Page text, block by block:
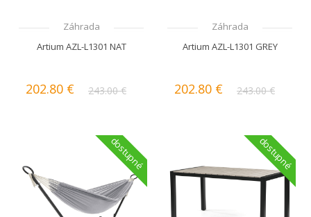
Záhrada
Artium AZL-L1301 NAT
202.80 € 243.00 €
Záhrada
Artium AZL-L1301 GREY
202.80 € 243.00 €
dostupné dostupné